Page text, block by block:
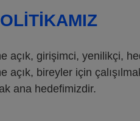
açık, girişimci, yenilikçi,
açık, bireyler için
ana hedefimizdir.